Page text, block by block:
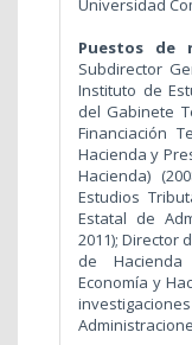
Universidad
Puestos de
Subdirector
Instituto de
del Gabinete
Financiación
Hacienda y
Hacienda)
Estudios
Estatal de
2011); Director
de
Economía y